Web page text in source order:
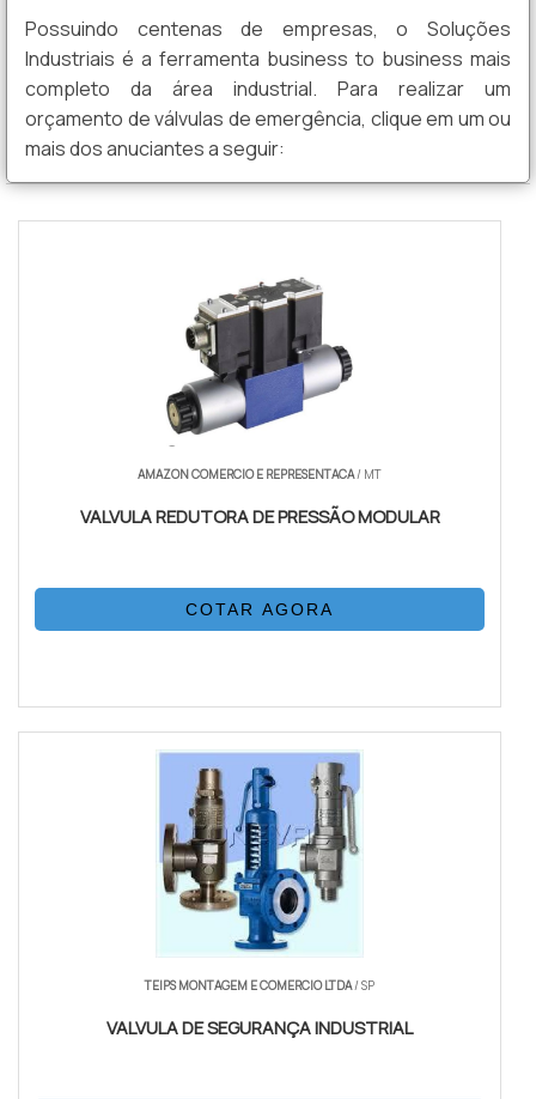
Possuindo centenas de empresas, o Soluções
Industriais é a ferramenta business to business mais
completo da área industrial. Para realizar um
orçamento de válvulas de emergência, clique em um ou
mais dos anuciantes a seguir:
AMAZON COMERCIO E REPRESENTACA/ MT
VALVULA REDUTORA DE PRESSÃO MODULAR
COTAR AGORA
TEIPS MONTAGEM E COMERCIO LTDA/ SP
VALVULA DE SEGURANÇA INDUSTRIAL